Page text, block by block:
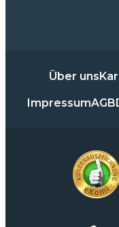
Über uns
ImpressumAGB